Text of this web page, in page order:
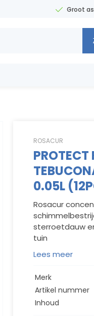
Groot
ROSACUR
PROTECT
0.05L
Rosacur
sterroetdauw
tuin
Lees meer
Merk
Artikel nummer
Inhoud